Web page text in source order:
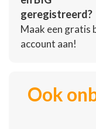
geregistreerd?
Maak een gratis
account aan!
Ook